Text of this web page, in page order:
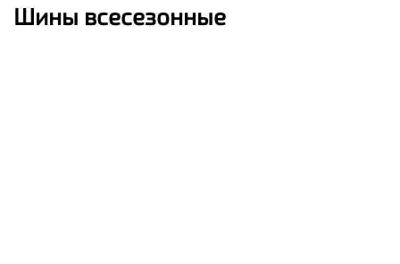
Шины всесезонные